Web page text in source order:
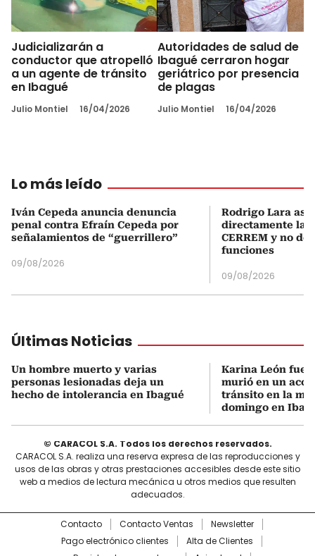
Judicializarán a
conductor que atropelló
a un agente de tránsito
en Ibagué
Julio Montiel 16/04/2026
Autoridades de salud de
Ibagué cerraron hogar
geriátrico por presencia
de plagas
Julio Montiel 16/04/2026
Lo más leído
Iván Cepeda anuncia denuncia
penal contra Efraín Cepeda por
señalamientos de “guerrillero”
09/08/2026
Rodrigo Lara
directamente la
CERREM y no
funciones
09/08/2026
Últimas Noticias
Un hombre muerto y varias
personas lesionadas deja un
hecho de intolerancia en Ibagué
Karina León fue
murió en un
tránsito en la
domingo en
© CARACOL S.A. Todos los derechos reservados.
CARACOL S.A. realiza una reserva expresa de las reproducciones y
usos de las obras y otras prestaciones accesibles desde este sitio
web a medios de lectura mecánica u otros medios que resulten
adecuados.
Contacto Contacto Ventas
Newsletter
Pago electrónico clientes
Alta de Clientes